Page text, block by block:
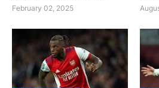
February 02, 2025